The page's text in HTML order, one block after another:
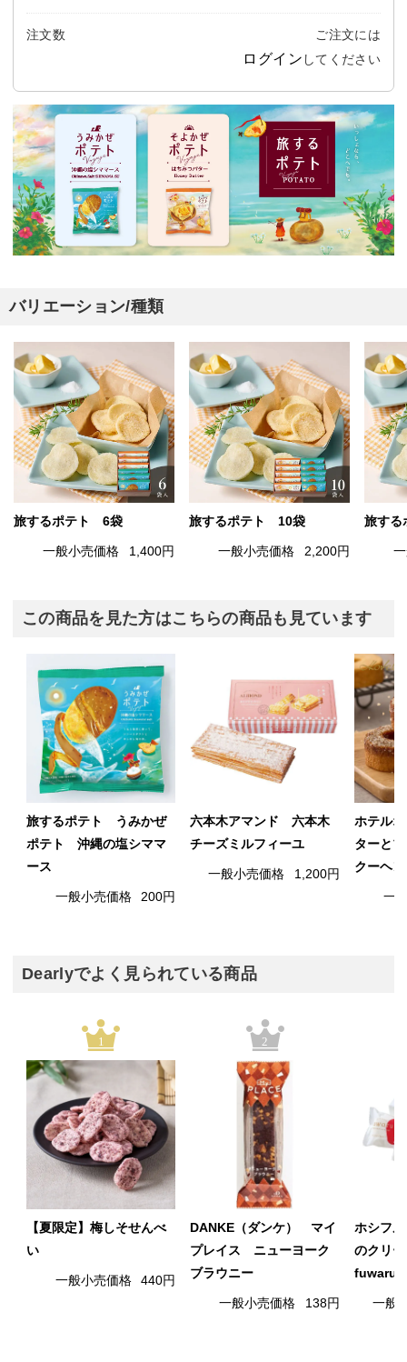
注文数 ご注文には
ログイン してください
バリエーション/種類
旅するポテト 6袋
一般小売価格 1,400円
旅するポテト 10袋
一般小売価格 2,200円
旅す
この商品を見た方はこちらの商品も見ています
旅するポテト うみかぜ
ポテト 沖縄の塩シママ
ース
一般小売価格 200円
六本木アマンド 六本木
チーズミルフィーユ
一般小売価格 1,200円
ホテル
ターと
クーヘ
一
Dearlyでよく見られている商品
1
【夏限定】梅しそせんべ
い
一般小売価格 440円
2
DANKE（ダンケ） マイ
プレイス ニューヨーク
ブラウニー
一般小売価格 138円
ホシフ
のクリ
fuwaru
一般